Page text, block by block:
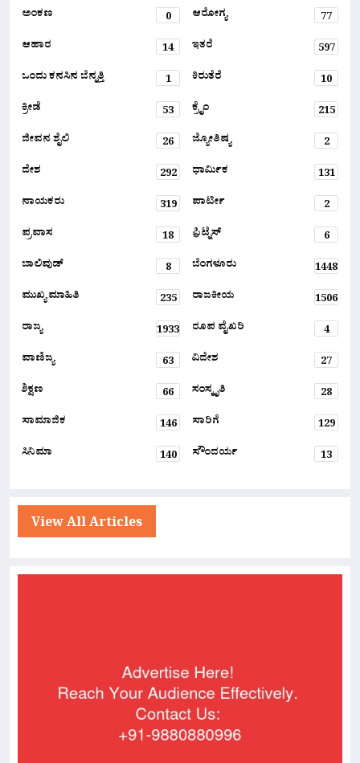
ಅಂಕಣ 0 ಆರೋಗ್ಯ
77
ಆಹಾರ
14 ಇತರೆ
597
ಒಂದು ಕನಸಿನ ಬೆನ್ನತ್ತಿ
1 ಕಿರುತೆರೆ
10
ಕ್ರೀಡೆ
53 ಕ್ರೈಂ
215
ಜೀವನ ಶೈಲಿ
26 ಜ್ಯೋತಿಷ್ಯ
2
ದೇಶ
292 ಧಾರ್ಮಿಕ
131
ನಾಯಕರು
319 ಪಾರ್ಟೀ
2
ಪ್ರವಾಸ
18 ಫ಼ಿಟ್ನೆಸ್
6
ಬಾಲಿವುಡ್
8 ಬೆಂಗಳೂರು
1448
ಮುಖ್ಯ ಮಾಹಿತಿ
235 ರಾಜಕೀಯ
1506
ರಾಜ್ಯ
1933 ರೂಪ ವೈಖರಿ
4
ವಾಣಿಜ್ಯ
63 ವಿದೇಶ
27
ಶಿಕ್ಷಣ
66 ಸಂಸ್ಕೃತಿ
28
ಸಾಮಾಜಿಕ
146 ಸಾರಿಗೆ
129
ಸಿನಿಮಾ
140 ಸೌಂದರ್ಯ 13
View All Articles